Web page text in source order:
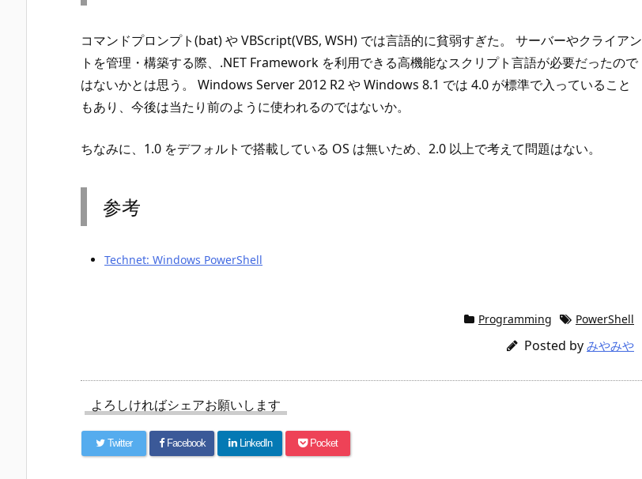
コマンドプロンプト(bat) や VBScript(VBS, WSH) では言語的に貧弱すぎた。 サーバーやクライアン
トを管理・構築する際、.NET Framework を利用できる高機能なスクリプト言語が必要だったので
はないかとは思う。 Windows Server 2012 R2 や Windows 8.1 では 4.0 が標準で入っていること
もあり、今後は当たり前のように使われるのではないか。
ちなみに、1.0 をデフォルトで搭載している OS は無いため、2.0 以上で考えて問題はない。
参考
Technet: Windows PowerShell
Programming PowerShell
Posted by みやみや
よろしければシェアお願いします
Twitter Facebook LinkedIn Pocket